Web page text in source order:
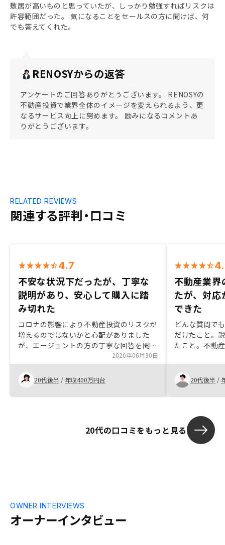
敷居が高いものと思っていたが、しっかり勉強すればリスクは
許容範囲だった。 気になることをセールスの方に聞けば、何
でも答えてくれた。
RENOSYからの返答
アンケートのご回答ありがとうございます。 RENOSYの
不動産投資で業界全体のイメージを変えられるよう、更
なるサービス向上に努めます。 励みになるコメントあ
りがとうございます。
関連する評判・口コミ
RELATED REVIEWS
4.7
不安な状況下だったが、丁寧な
説明があり、安心して購入に踏
み切れた
コロナの影響により不動産投資のリスクが
増えるのではないかと心配がありました
が、エージェントの方の丁寧な回答を聞い
て安心して購入することができました。物
件の資料を渡す際に、ハザードマップや路
線価図に物件の場所を示すようにして頂く
と分かりやすいです。
2020年06月30日
20代後半 / 年収400万円台
不動産業界
たが、対応
できた
どんな質問で
だけたこと。
たこと。不動
している会社
意思決定がで
20代後半 /
20代の口コミをもっと見る
オーナーインタビュー
OWNER INTERVIEWS